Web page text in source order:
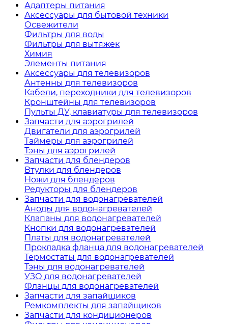
Адаптеры питания
Аксессуары для бытовой техники
Освежители
Фильтры для воды
Фильтры для вытяжек
Химия
Элементы питания
Аксессуары для телевизоров
Антенны для телевизоров
Кабели, переходники для телевизоров
Кронштейны для телевизоров
Пульты ДУ, клавиатуры для телевизоров
Запчасти для аэрогрилей
Двигатели для аэрогрилей
Таймеры для аэрогрилей
Тэны для аэрогрилей
Запчасти для блендеров
Втулки для блендеров
Ножи для блендеров
Редукторы для блендеров
Запчасти для водонагревателей
Аноды для водонагревателей
Клапаны для водонагревателей
Кнопки для водонагревателей
Платы для водонагревателей
Прокладка фланца для водонагревателей
Термостаты для водонагревателей
Тэны для водонагревателей
УЗО для водонагревателей
Фланцы для водонагревателей
Запчасти для запайщиков
Ремкомплекты для запайщиков
Запчасти для кондиционеров